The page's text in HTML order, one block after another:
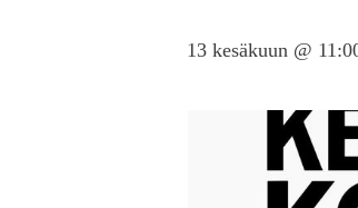
13 kesäkuun @